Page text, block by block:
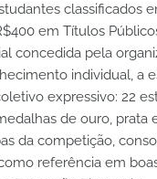
classificados
em Títulos
concedida pela
individual, a
expressivo: 22
de ouro, prata
da competição,
referência em